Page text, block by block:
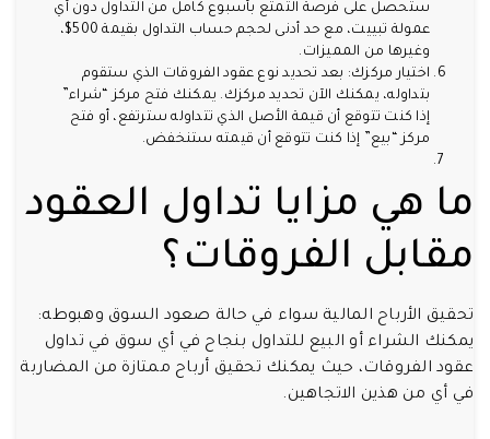
ستحصل على فرصة التمتع بأسبوع كامل من التداول دون أي
عمولة تبييت، مع حد أدنى لحجم حساب التداول بقيمة 500$،
وغيرها من المميزات.
اختيار مركزك: بعد تحديد نوع عقود الفروقات الذي ستقوم
بتداوله، يمكنك الآن تحديد مركزك. يمكنك فتح مركز “شراء”
إذا كنت تتوقع أن قيمة الأصل الذي تتداوله سترتفع، أو فتح
مركز “بيع” إذا كنت تتوقع أن قيمته ستنخفض.
ما هي مزايا تداول العقود
مقابل الفروقات؟
تحقيق الأرباح المالية سواء في حالة صعود السوق وهبوطه:
يمكنك الشراء أو البيع للتداول بنجاح في أي سوق في تداول
عقود الفروقات، حيث يمكنك تحقيق أرباح ممتازة من المضاربة
في أي من هذين الاتجاهين.